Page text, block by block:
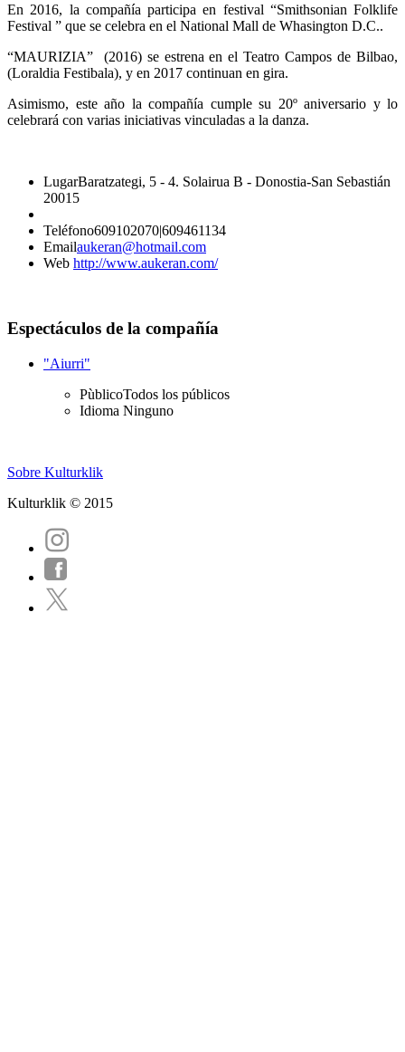
En 2016, la compañía participa en festival “Smithsonian Folklife
Festival ” que se celebra en el National Mall de Whasington D.C..
“MAURIZIA” (2016) se estrena en el Teatro Campos de Bilbao,
(Loraldia Festibala), y en 2017 continuan en gira.
Asimismo, este año la compañía cumple su 20º aniversario y lo
celebrará con varias iniciativas vinculadas a la danza.
LugarBaratzategi, 5 - 4. Solairua B - Donostia-San Sebastián
20015
Teléfono609102070|609461134
Emailaukeran@hotmail.com
Web http://www.aukeran.com/
Espectáculos de la compañía
"Aiurri"
PùblicoTodos los públicos
Idioma Ninguno
Sobre Kulturklik
Kulturklik © 2015